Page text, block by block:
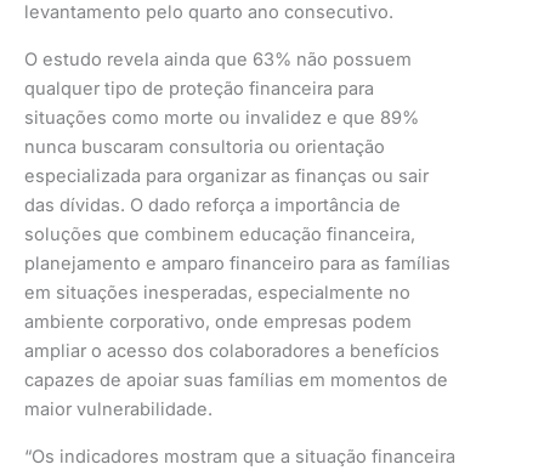
levantamento pelo quarto ano consecutivo.
O estudo revela ainda que 63% não possuem
qualquer tipo de proteção financeira para
situações como morte ou invalidez e que 89%
nunca buscaram consultoria ou orientação
especializada para organizar as finanças ou sair
das dívidas. O dado reforça a importância de
soluções que combinem educação financeira,
planejamento e amparo financeiro para as famílias
em situações inesperadas, especialmente no
ambiente corporativo, onde empresas podem
ampliar o acesso dos colaboradores a benefícios
capazes de apoiar suas famílias em momentos de
maior vulnerabilidade.
“Os indicadores mostram que a situação financeira